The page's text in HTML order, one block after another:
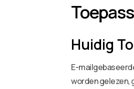
Huidig
E-
worden gelezen,